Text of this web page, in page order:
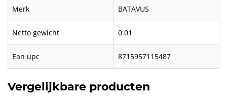
Merk BATAVUS
Netto gewicht 0.01
Ean upc 8715957115487
Vergelijkbare producten